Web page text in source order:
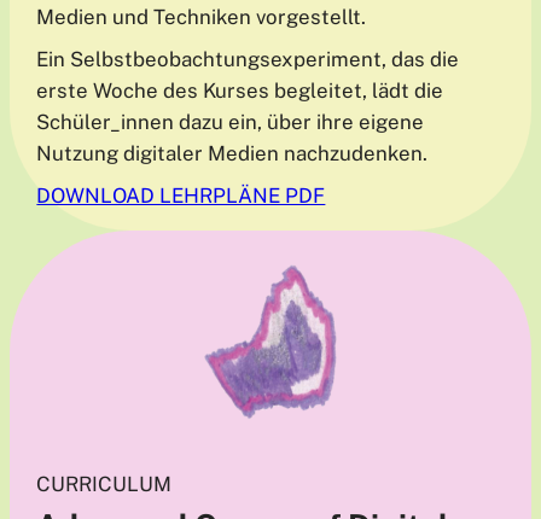
Medien und Techniken vorgestellt.
Ein Selbstbeobachtungsexperiment, das die
erste Woche des Kurses begleitet, lädt die
Schüler_innen dazu ein, über ihre eigene
Nutzung digitaler Medien nachzudenken.
DOWNLOAD LEHRPLÄNE PDF
CURRICULUM